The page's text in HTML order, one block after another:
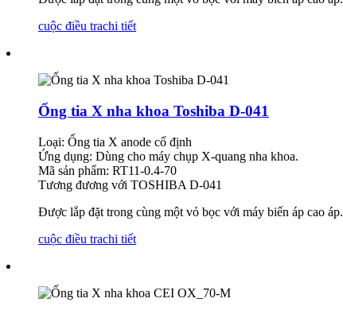
cuộc điều trachi tiết
Ống tia X nha khoa Toshiba D-041
Loại: Ống tia X anode cố định
Ứng dụng: Dùng cho máy chụp X-quang nha khoa.
Mã sản phẩm: RT11-0.4-70
Tương đương với TOSHIBA D-041
Được lắp đặt trong cùng một vỏ bọc với máy biến áp cao áp.
cuộc điều trachi tiết